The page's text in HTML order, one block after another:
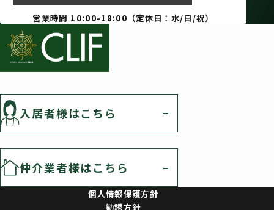
営業時間 10:00-18:00（定休日：水/日/祝）
入居者様はこちら
仲介業者様はこちら
個人情報保護方針
勧誘方針